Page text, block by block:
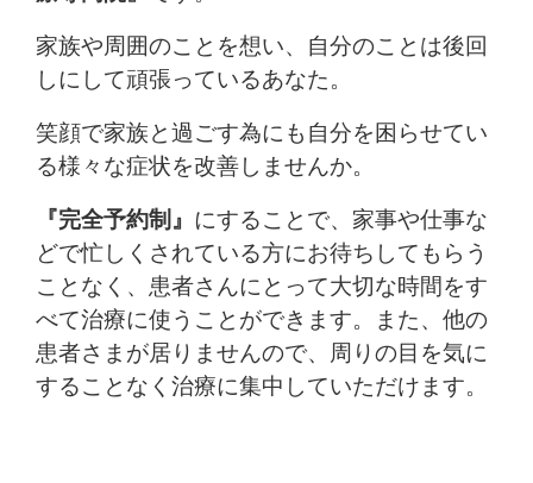
家族や周囲のことを想い、自分のことは後回
しにして頑張っているあなた。
笑顔で家族と過ごす為にも自分を困らせてい
る様々な症状を改善しませんか。
『完全予約制』 にすることで、家事や仕事な
どで忙しくされている方にお待ちしてもらう
ことなく、患者さんにとって大切な時間をす
べて治療に使うことができます。また、他の
患者さまが居りませんので、周りの目を気に
することなく治療に集中していただけます。